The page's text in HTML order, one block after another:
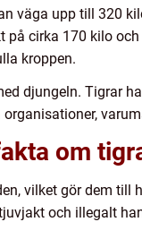
väga upp till 320
cirka 170 kilo
kroppen.
djungeln. Tigrar
om
vilket gör dem
och illegalt